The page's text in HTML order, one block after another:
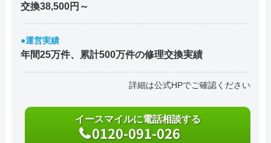
交換38,500円～
●運営実績
年間25万件、累計500万件の修理交換実績
詳細は公式HPでご確認ください
イースマイルに電話相談する
0120-091-026